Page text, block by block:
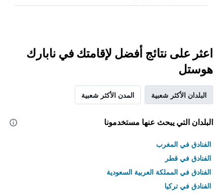
اعثر على نتائج أفضل لإقامتك في نابارك
هوستل
البلدان الأكثر شعبية المدن الأكثر شعبية
البلدان التي يبحث عنها مستخدمونا
الفنادق في المغرب
الفنادق في قطر
الفنادق في المملكة العربية السعودية
الفنادق في تركيا